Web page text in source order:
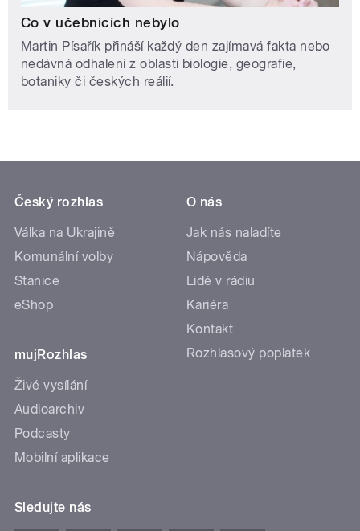
Co v učebnicích nebylo
Martin Písařík přináší každý den zajímavá fakta nebo
nedávná odhalení z oblasti biologie, geografie,
botaniky či českých reálií.
Český rozhlas
Válka na Ukrajině
Komunální volby
Stanice
eShop
mujRozhlas
Živé vysílání
Audioarchiv
Podcasty
Mobilní aplikace
O nás
Jak nás naladíte
Nápověda
Lidé v rádiu
Kariéra
Kontakt
Rozhlasový poplatek
Sledujte nás